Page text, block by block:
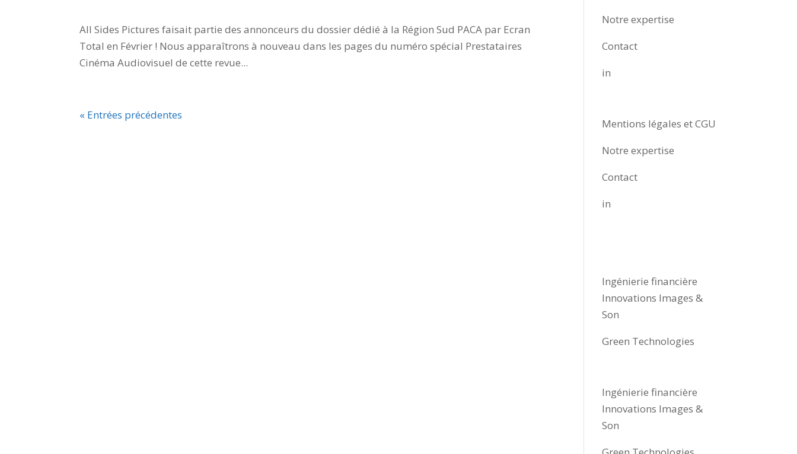
All Sides Pictures faisait partie des annonceurs du dossier dédié à la Région Sud PACA par Ecran
Total en Février ! Nous apparaîtrons à nouveau dans les pages du numéro spécial Prestataires
Cinéma Audiovisuel de cette revue...
« Entrées précédentes
Notre expertise
Contact
in
Mentions légales et CGU
Notre expertise
Contact
in
Ingénierie financière
Innovations Images &
Son
Green Technologies
Ingénierie financière
Innovations Images &
Son